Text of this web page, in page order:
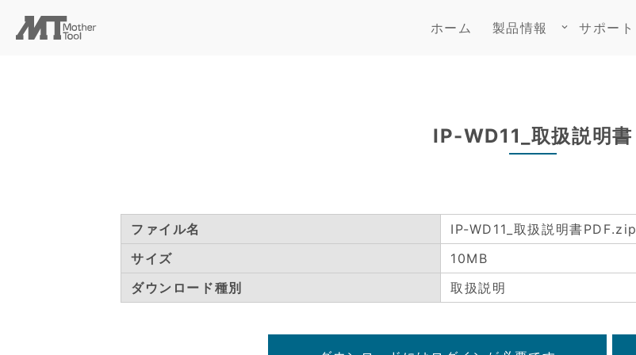
ホーム 製品情報 keyboard_arrow_down サポート
IP-WD11_取扱説明書
ファイル名
IP-WD11_取扱説明書PDF.zip
サイズ
10MB
ダウンロード種別
取扱説明